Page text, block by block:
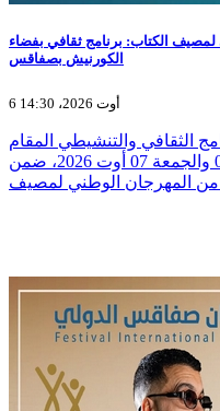
لمصيف الكتاب: برنامج ثقافي بفضاء
الكورنيش بصفاقس
6 أوت 2026، 14:30
الثقافي والتنشيطي المقام
بـ فضاء الكرنيش، يومي الخميس 06 والجمعة 07 أوت 2026، ضمن